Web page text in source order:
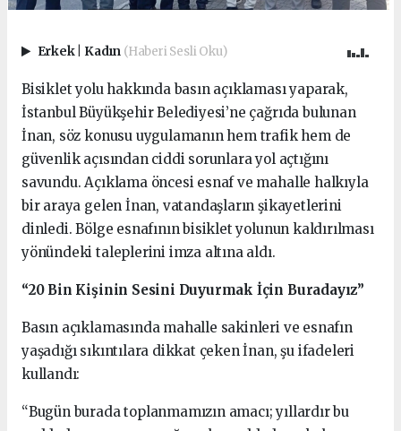
Erkek Kadın (Haberi Sesli Oku)
Bisiklet yolu hakkında basın açıklaması yaparak,
İstanbul Büyükşehir Belediyesi’ne çağrıda bulunan
İnan, söz konusu uygulamanın hem trafik hem de
güvenlik açısından ciddi sorunlara yol açtığını
savundu. Açıklama öncesi esnaf ve mahalle halkıyla
bir araya gelen İnan, vatandaşların şikayetlerini
dinledi. Bölge esnafının bisiklet yolunun kaldırılması
yönündeki taleplerini imza altına aldı.
“20 Bin Kişinin Sesini Duyurmak İçin Buradayız”
Basın açıklamasında mahalle sakinleri ve esnafın
yaşadığı sıkıntılara dikkat çeken İnan, şu ifadeleri
kullandı:
“Bugün burada toplanmamızın amacı; yıllardır bu